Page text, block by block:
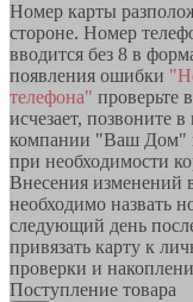
Номер карты
стороне. Номер
вводится без 8 в
появления ошибки
телефона" проверьте
исчезает, позвоните
компании "Ваш Дом"
при необходимости
Внесения изменений
необходимо назвать
следующий день
привязать карту к
проверки и
Поступление товара